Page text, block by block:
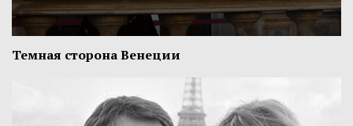
Темная сторона Венеции